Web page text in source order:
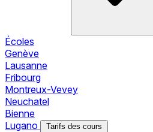
Écoles
Genève
Lausanne
Fribourg
Montreux-Vevey
Neuchatel
Bienne
Lugano
Tarifs des cours